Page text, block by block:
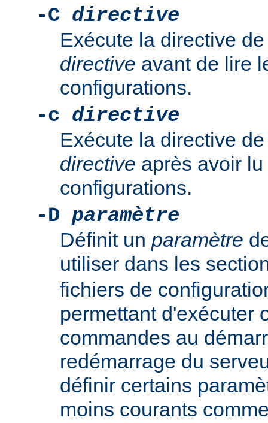
-C directive
Exécute la directive
directive avant de lire
configurations.
-c directive
Exécute la directive
directive après avoir
configurations.
-D paramètre
Définit un paramètre
utiliser dans les
fichiers de
permettant d'exécuter
commandes au
redémarrage du
définir certains
moins courants